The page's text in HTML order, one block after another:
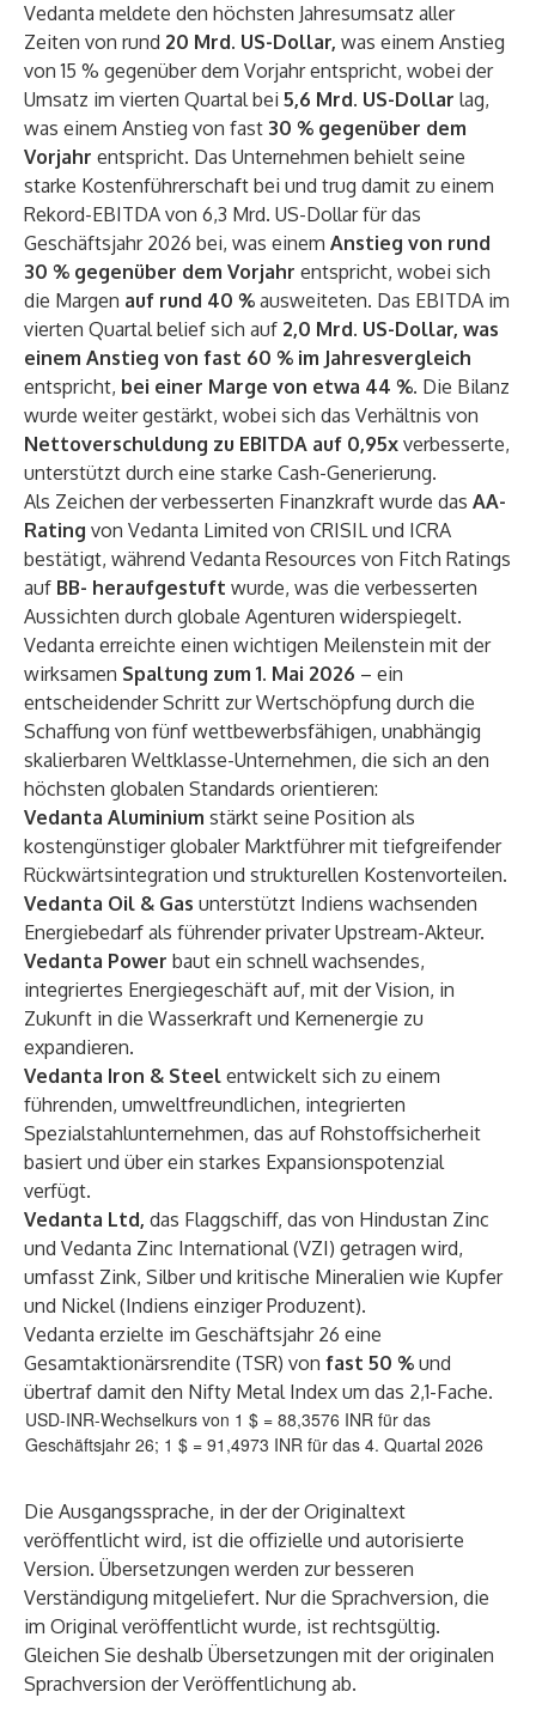
Vedanta meldete den höchsten Jahresumsatz aller
Zeiten von rund 20 Mrd. US-Dollar, was einem Anstieg
von 15 % gegenüber dem Vorjahr entspricht, wobei der
Umsatz im vierten Quartal bei 5,6 Mrd. US-Dollar lag,
was einem Anstieg von fast 30 % gegenüber dem
Vorjahr entspricht. Das Unternehmen behielt seine
starke Kostenführerschaft bei und trug damit zu einem
Rekord-EBITDA von 6,3 Mrd. US-Dollar für das
Geschäftsjahr 2026 bei, was einem Anstieg von rund
30 % gegenüber dem Vorjahr entspricht, wobei sich
die Margen auf rund 40 % ausweiteten. Das EBITDA im
vierten Quartal belief sich auf 2,0 Mrd. US-Dollar, was
einem Anstieg von fast 60 % im Jahresvergleich
entspricht, bei einer Marge von etwa 44 %. Die Bilanz
wurde weiter gestärkt, wobei sich das Verhältnis von
Nettoverschuldung zu EBITDA auf 0,95x verbesserte,
unterstützt durch eine starke Cash-Generierung.
Als Zeichen der verbesserten Finanzkraft wurde das AA-
Rating von Vedanta Limited von CRISIL und ICRA
bestätigt, während Vedanta Resources von Fitch Ratings
auf BB- heraufgestuft wurde, was die verbesserten
Aussichten durch globale Agenturen widerspiegelt.
Vedanta erreichte einen wichtigen Meilenstein mit der
wirksamen Spaltung zum 1. Mai 2026 – ein
entscheidender Schritt zur Wertschöpfung durch die
Schaffung von fünf wettbewerbsfähigen, unabhängig
skalierbaren Weltklasse-Unternehmen, die sich an den
höchsten globalen Standards orientieren:
Vedanta Aluminium stärkt seine Position als
kostengünstiger globaler Marktführer mit tiefgreifender
Rückwärtsintegration und strukturellen Kostenvorteilen.
Vedanta Oil & Gas unterstützt Indiens wachsenden
Energiebedarf als führender privater Upstream-Akteur.
Vedanta Power baut ein schnell wachsendes,
integriertes Energiegeschäft auf, mit der Vision, in
Zukunft in die Wasserkraft und Kernenergie zu
expandieren.
Vedanta Iron & Steel entwickelt sich zu einem
führenden, umweltfreundlichen, integrierten
Spezialstahlunternehmen, das auf Rohstoffsicherheit
basiert und über ein starkes Expansionspotenzial
verfügt.
Vedanta Ltd, das Flaggschiff, das von Hindustan Zinc
und Vedanta Zinc International (VZI) getragen wird,
umfasst Zink, Silber und kritische Mineralien wie Kupfer
und Nickel (Indiens einziger Produzent).
Vedanta erzielte im Geschäftsjahr 26 eine
Gesamtaktionärsrendite (TSR) von fast 50 % und
übertraf damit den Nifty Metal Index um das 2,1-Fache.
USD-INR-Wechselkurs von 1 $ = 88,3576 INR für das
Geschäftsjahr 26; 1 $ = 91,4973 INR für das 4. Quartal 2026
Die Ausgangssprache, in der der Originaltext
veröffentlicht wird, ist die offizielle und autorisierte
Version. Übersetzungen werden zur besseren
Verständigung mitgeliefert. Nur die Sprachversion, die
im Original veröffentlicht wurde, ist rechtsgültig.
Gleichen Sie deshalb Übersetzungen mit der originalen
Sprachversion der Veröffentlichung ab.